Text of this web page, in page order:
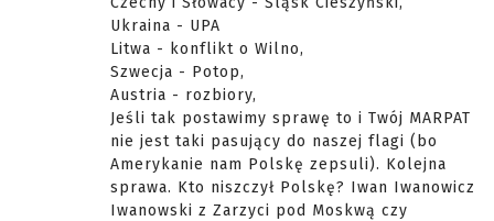
Ukraina - UPA
Litwa - konflikt o Wilno,
Szwecja - Potop,
Austria - rozbiory,
Jeśli tak postawimy sprawę to i Twój MARPAT
nie jest taki pasujący do naszej flagi (bo
Amerykanie nam Polskę zepsuli). Kolejna
sprawa. Kto niszczył Polskę? Iwan Iwanowicz
Iwanowski z Zarzyci pod Moskwą czy